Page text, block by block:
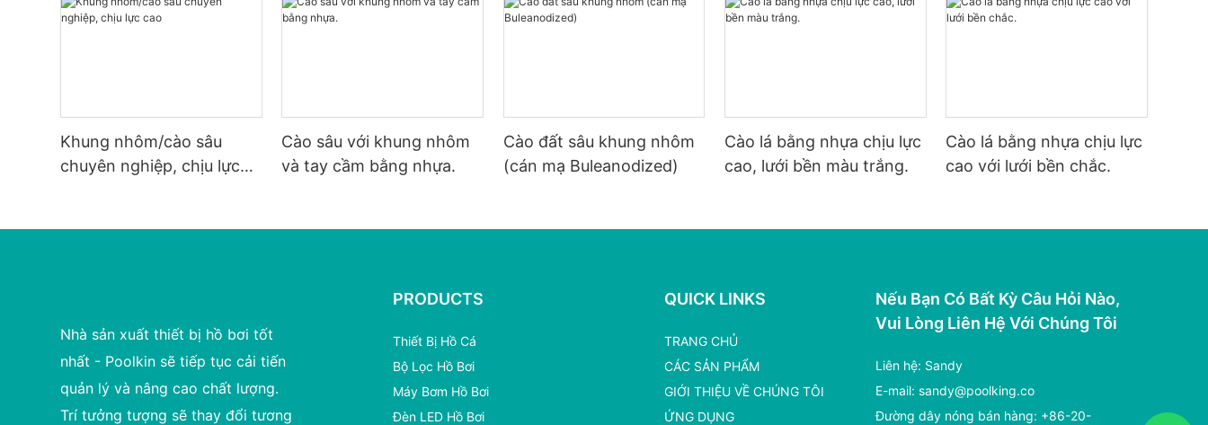
Khung nhôm/cào sâu
chuyên nghiệp, chịu lực
Cào sâu với khung nhôm
và tay cầm bằng nhựa.
Cào đất sâu khung nhôm
(cán mạ Buleanodized)
Cào lá bằng nhựa chịu lực
cao, lưới bền màu trắng.
Cào lá bằng nhựa chịu lực
cao với lưới bền chắc.
Nhà sản xuất thiết bị hồ bơi tốt
nhất - Poolkin sẽ tiếp tục cải tiến
quản lý và nâng cao chất lượng.
Trí tưởng tượng sẽ thay đổi tương
PRODUCTS
Thiết Bị Hồ Cá
Bộ Lọc Hồ Bơi
Máy Bơm Hồ Bơi
Đèn LED Hồ Bơi
QUICK LINKS
TRANG CHỦ
CÁC SẢN PHẨM
GIỚI THIỆU VỀ CHÚNG TÔI
ỨNG DỤNG
Nếu Bạn Có Bất Kỳ Câu Hỏi Nào,
Vui Lòng Liên Hệ Với Chúng Tôi
Liên hệ: Sandy
E-mail:sandy@poolking.co
Đường dây nóng bán hàng: +86-20-